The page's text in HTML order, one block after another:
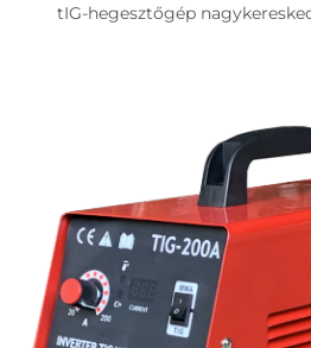
tIG-hegesztőgép